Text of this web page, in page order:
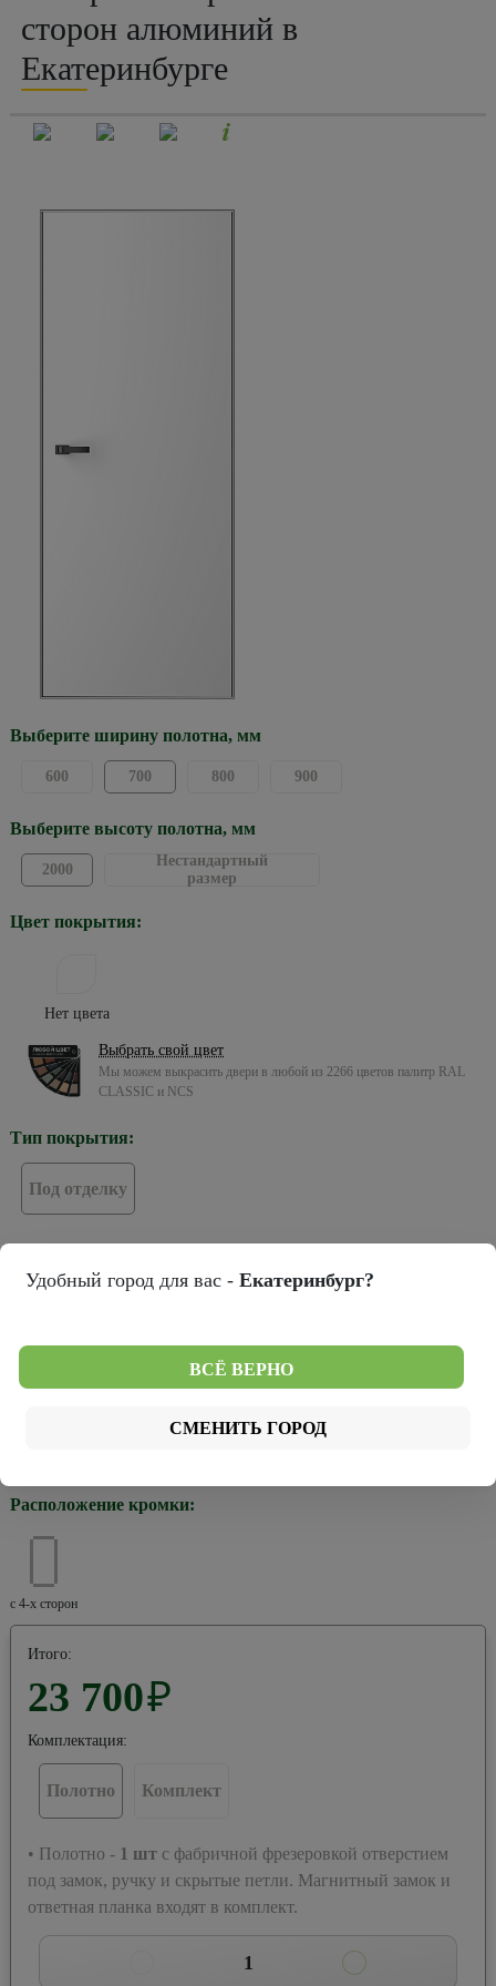
сторон алюминий в
Екатеринбурге
Выберите ширину полотна, мм
600 700 800 900
Выберите высоту полотна, мм
2000
Нестандартный
размер
Цвет покрытия:
Нет цвета
Выбрать свой цвет
Мы можем выкрасить двери в любой из 2266 цветов палитр RAL
CLASSIC и NCS
Тип покрытия:
Под отделку
Тип остекления:
ПГ
Цвет кромки:
Расположение кромки:
с 4-х сторон
Итого:
23 700₽
Комплектация:
Полотно Комплект
• Полотно - 1 шт с фабричной фрезеровкой отверстием
под замок, ручку и скрытые петли. Магнитный замок и
ответная планка входят в комплект.
1
Удобный город для вас - Екатеринбург?
ВСЁ ВЕРНО
СМЕНИТЬ ГОРОД